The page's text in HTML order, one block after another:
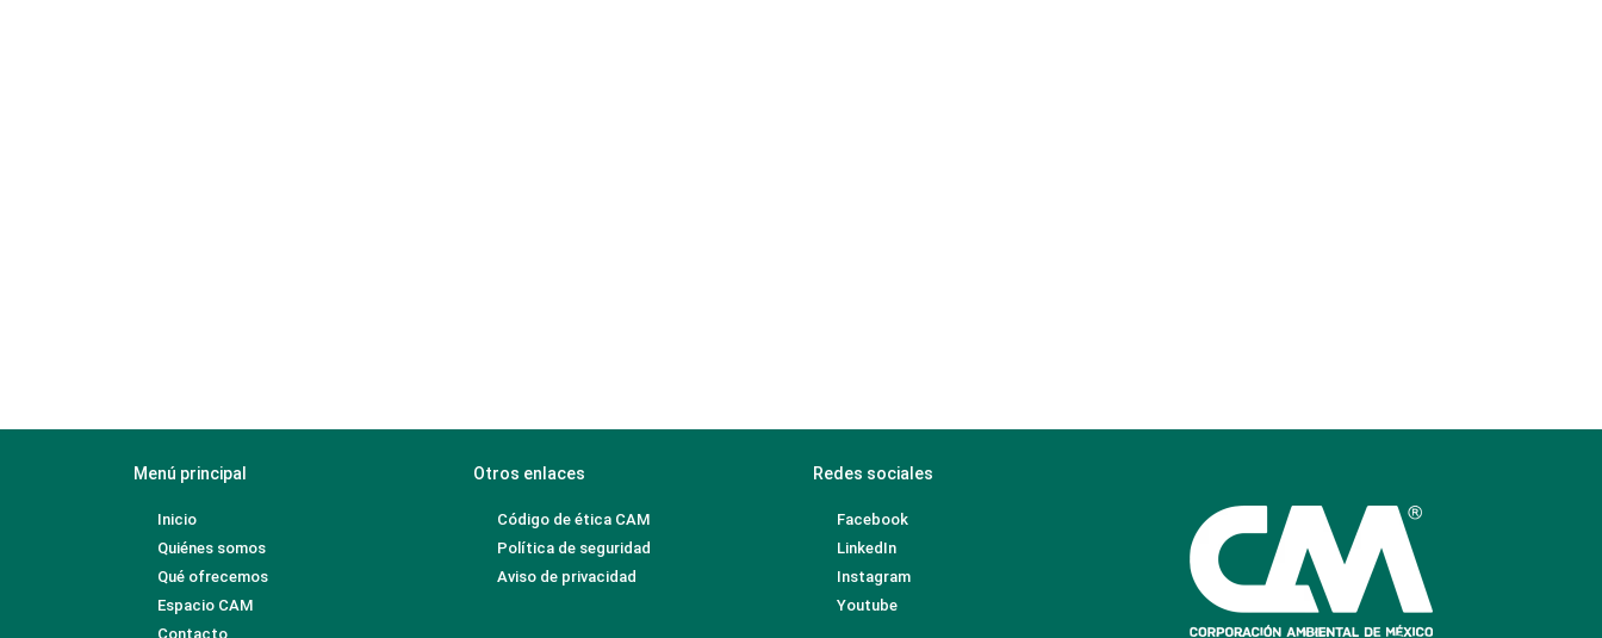
Menú principal Otros enlaces Redes sociales
Inicio
Quiénes somos
Qué ofrecemos
Espacio CAM
Contacto
Código de ética CAM
Política de seguridad
Aviso de privacidad
Facebook
LinkedIn
Instagram
Youtube